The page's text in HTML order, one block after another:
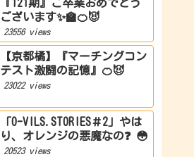
『121期』ご卒業おめでとう
ございます✨🏫🍊😈
23556 views
【京都橘】『マーチングコン
テスト激闘の記憶』🍊😈
23022 views
「O-VILS.STORIES＃2」やは
り、オレンジの悪魔なの❓ 😳
20523 views